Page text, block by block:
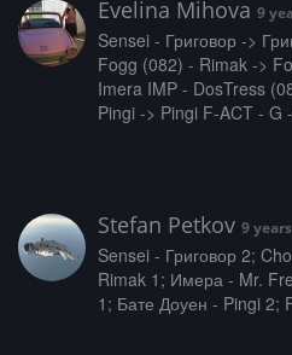
Evelina Mihova 9
Sensei - Григовор ->
Fogg (082) - Rimak ->
Imera IMP - DosTress
Pingi -> Pingi F-ACT - G
Stefan Petkov 9
Sensei - Григовор 2;
Rimak 1; Имера - Mr.
1; Бате Доуен - Pingi 2;